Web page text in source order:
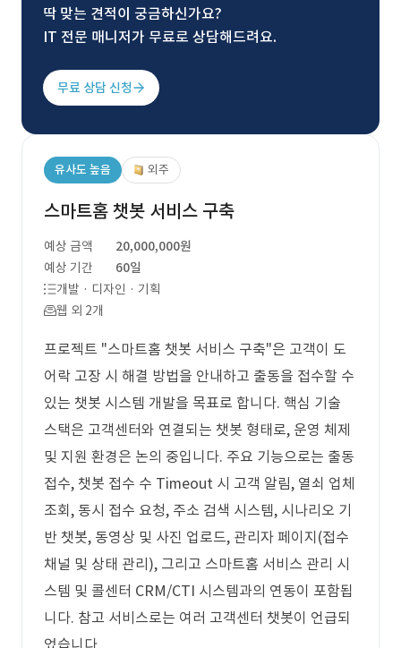
딱 맞는 견적이 궁금하신가요?
IT 전문 매니저가 무료로 상담해드려요.
무료 상담 신청
유사도 높음 외주
스마트홈 챗봇 서비스 구축
예상 금액
20,000,000원
예상 기간
60일
개발 · 디자인 · 기획
웹 외 2개
프로젝트 "스마트홈 챗봇 서비스 구축"은 고객이 도
어락 고장 시 해결 방법을 안내하고 출동을 접수할 수
있는 챗봇 시스템 개발을 목표로 합니다. 핵심 기술
스택은 고객센터와 연결되는 챗봇 형태로, 운영 체제
및 지원 환경은 논의 중입니다. 주요 기능으로는 출동
접수, 챗봇 접수 수 Timeout 시 고객 알림, 열쇠 업체
조회, 동시 접수 요청, 주소 검색 시스템, 시나리오 기
반 챗봇, 동영상 및 사진 업로드, 관리자 페이지(접수
채널 및 상태 관리), 그리고 스마트홈 서비스 관리 시
스템 및 콜센터 CRM/CTI 시스템과의 연동이 포함됩
니다. 참고 서비스로는 여러 고객센터 챗봇이 언급되
었습니다.